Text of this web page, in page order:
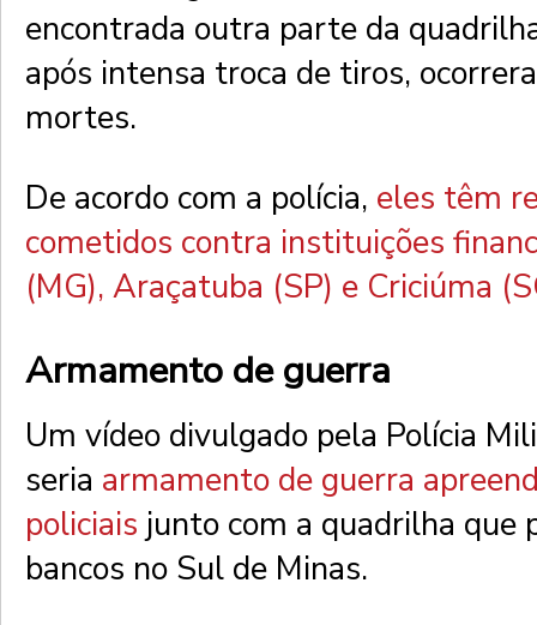
encontrada outra parte da
após intensa troca de tiros,
mortes.
De acordo com a polícia, eles têm
cometidos contra instituições
(MG), Araçatuba (SP) e Criciúma
Armamento de guerra
Um vídeo divulgado pela Polícia
seria armamento de guerra
policiais junto com a quadrilha que
bancos no Sul de Minas.